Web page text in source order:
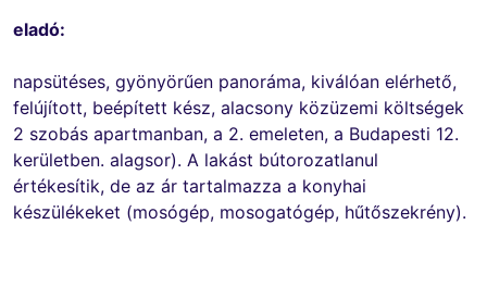
eladó:
napsütéses, gyönyörűen panoráma, kiválóan elérhető,
felújított, beépített kész, alacsony közüzemi költségek
2 szobás apartmanban, a 2. emeleten, a Budapesti 12.
kerületben. alagsor). A lakást bútorozatlanul
értékesítik, de az ár tartalmazza a konyhai
készülékeket (mosógép, mosogatógép, hűtőszekrény).